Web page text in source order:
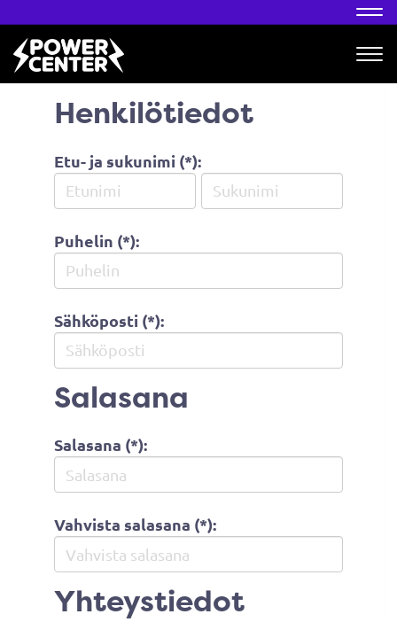
Henkilötiedot
Etu- ja sukunimi (*):
Puhelin (*):
Sähköposti (*):
Salasana
Salasana (*):
Vahvista salasana (*):
Yhteystiedot